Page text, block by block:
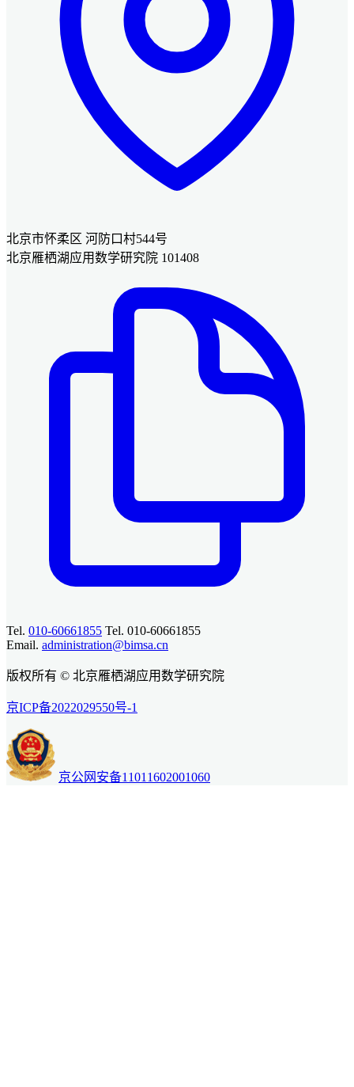
北京市怀柔区 河防口村544号
北京雁栖湖应用数学研究院 101408
Tel. 010-60661855 Tel. 010-60661855
Email. administration@bimsa.cn
版权所有 © 北京雁栖湖应用数学研究院
京ICP备2022029550号-1
京公网安备11011602001060